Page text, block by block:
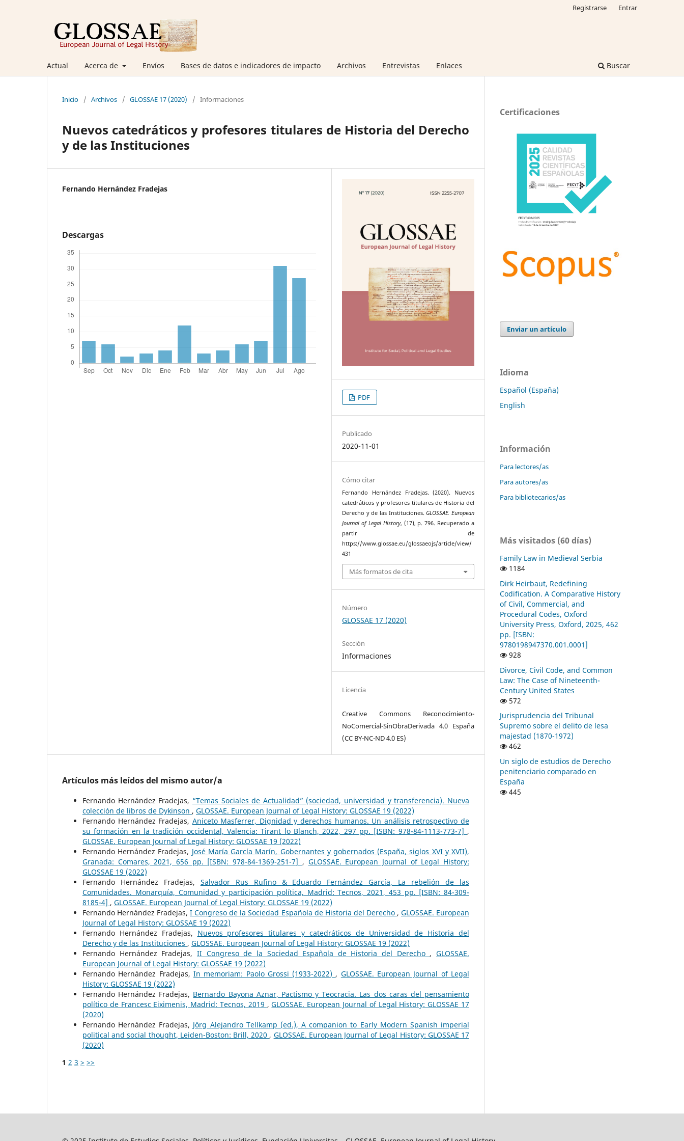
Actual Acerca de Envíos Bases de datos e indicadores de impacto Archivos Entrevistas Enlaces Buscar
Registrarse Entrar
Inicio / Archivos / GLOSSAE 17 (2020) / Informaciones
Nuevos catedráticos y profesores titulares de Historia del Derecho
y de las Instituciones
Fernando Hernández Fradejas
Descargas
PDF
Publicado
2020-11-01
Cómo citar
Fernando Hernández Fradejas. (2020). Nuevos
catedráticos y profesores titulares de Historia del
Derecho y de las Instituciones.GLOSSAE. European
Journal of Legal History, (17), p. 796. Recuperado a
partir de
https://www.glossae.eu/glossaeojs/article/view/
431
Más formatos de cita
Número
GLOSSAE 17 (2020)
Sección
Informaciones
Licencia
Creative Commons Reconocimiento-
NoComercial-SinObraDerivada 4.0 España
(CC BY-NC-ND 4.0 ES)
Artículos más leídos del mismo autor/a
Fernando Hernández Fradejas, “Temas Sociales de Actualidad” (sociedad, universidad y transferencia). Nueva
colección de libros de Dykinson , GLOSSAE. European Journal of Legal History: GLOSSAE 19 (2022)
Fernando Hernández Fradejas, Aniceto Masferrer, Dignidad y derechos humanos. Un análisis retrospectivo de
su formación en la tradición occidental, Valencia: Tirant lo Blanch, 2022, 297 pp. [ISBN: 978-84-1113-773-7] ,
GLOSSAE. European Journal of Legal History: GLOSSAE 19 (2022)
Fernando Hernández Fradejas, José María García Marín, Gobernantes y gobernados (España, siglos XVI y XVII),
Granada: Comares, 2021, 656 pp. [ISBN: 978-84-1369-251-7] , GLOSSAE. European Journal of Legal History:
GLOSSAE 19 (2022)
Fernando Hernández Fradejas, Salvador Rus Rufino & Eduardo Fernández García, La rebelión de las
Comunidades. Monarquía, Comunidad y participación política, Madrid: Tecnos, 2021, 453 pp. [ISBN: 84-309-
8185-4] , GLOSSAE. European Journal of Legal History: GLOSSAE 19 (2022)
Fernando Hernández Fradejas,I Congreso de la Sociedad Española de Historia del Derecho , GLOSSAE. European
Journal of Legal History: GLOSSAE 19 (2022)
Fernando Hernández Fradejas, Nuevos profesores titulares y catedráticos de Universidad de Historia del
Derecho y de las Instituciones , GLOSSAE. European Journal of Legal History: GLOSSAE 19 (2022)
Fernando Hernández Fradejas, II Congreso de la Sociedad Española de Historia del Derecho ,GLOSSAE.
European Journal of Legal History: GLOSSAE 19 (2022)
Fernando Hernández Fradejas, In memoriam: Paolo Grossi (1933-2022) , GLOSSAE. European Journal of Legal
History: GLOSSAE 19 (2022)
Fernando Hernández Fradejas, Bernardo Bayona Aznar, Pactismo y Teocracia. Las dos caras del pensamiento
político de Francesc Eiximenis, Madrid: Tecnos, 2019 ,GLOSSAE. European Journal of Legal History: GLOSSAE 17
(2020)
Fernando Hernández Fradejas, Jörg Alejandro Tellkamp (ed.), A companion to Early Modern Spanish imperial
political and social thought, Leiden-Boston: Brill, 2020 , GLOSSAE. European Journal of Legal History: GLOSSAE 17
(2020)
1 2 3 > >>
Certificaciones
Enviar un artículo
Idioma
Español (España)
English
Información
Para lectores/as
Para autores/as
Para bibliotecarios/as
Más visitados (60 días)
Family Law in Medieval Serbia
1184
Dirk Heirbaut, Redefining
Codification. A Comparative History
of Civil, Commercial, and
Procedural Codes, Oxford
University Press, Oxford, 2025, 462
pp. [ISBN:
9780198947370.001.0001]
928
Divorce, Civil Code, and Common
Law: The Case of Nineteenth-
Century United States
572
Jurisprudencia del Tribunal
Supremo sobre el delito de lesa
majestad (1870-1972)
462
Un siglo de estudios de Derecho
penitenciario comparado en
España
445